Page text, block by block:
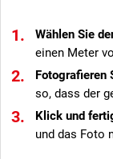
Wählen Sie
einen Meter
Fotografieren
so, dass der
Klick und
und das Foto